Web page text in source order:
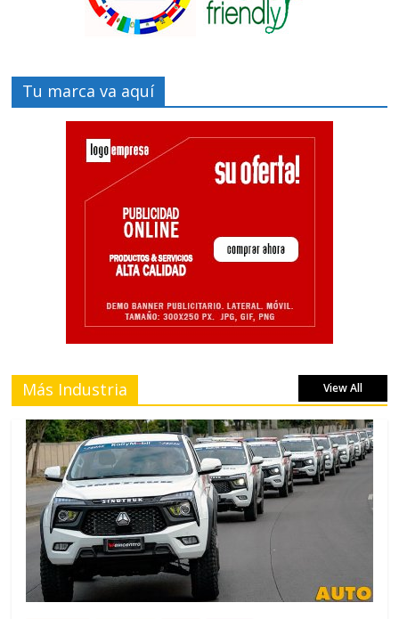
Tu marca va aquí
Más Industria View All